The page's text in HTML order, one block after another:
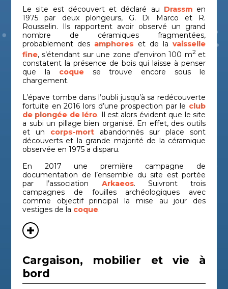
Le site est découvert et déclaré au Drassmen
1975 par deux plongeurs, G. Di Marco et R.
Rousselin. Ils rapportent avoir observé un grand
nombre de céramiques fragmentées,
probablement des amphores et de lavaisselle
fine, s’étendant sur une zone d’environ 100 m2 et
constatent la présence de bois qui laisse à penser
que la coque se trouve encore sous le
chargement.
L’épave tombe dans l’oubli jusqu’à sa redécouverte
fortuite en 2016 lors d’une prospection par le club
de plongée de Iéro. Il est alors évident que le site
a subi un pillage bien organisé. En effet, des outils
et un corps-mort abandonnés sur place sont
découverts et la grande majorité de la céramique
observée en 1975 a disparu.
En 2017 une première campagne de
documentation de l’ensemble du site est portée
par l’association Arkaeos. Suivront trois
campagnes de fouilles archéologiques avec
comme objectif principal la mise au jour des
vestiges de la coque.
Cargaison, mobilier et vie à
bord